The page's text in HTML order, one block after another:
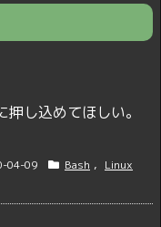
し込めてほしい。
04-09 Bash , Linux